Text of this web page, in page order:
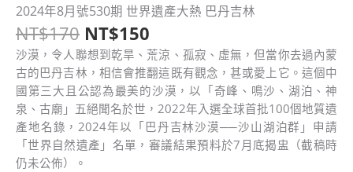
2024年8月號530期 世界遺產大熱 巴丹吉林
NT$170
原
始
價
格：
NT$170。
NT$150
目
價
格：
NT$150。
沙漠，令人聯想到乾旱、荒涼、孤寂、虛無，但當你去過內蒙
古的巴丹吉林，相信會推翻這既有觀念，甚或愛上它。這個中
國第三大且公認為最美的沙漠，以「奇峰、鳴沙、湖泊、神
泉、古廟」五絕聞名於世，2022年入選全球首批100個地質遺
產地名錄，2024年以「巴丹吉林沙漠──沙山湖泊群」申請
「世界自然遺產」名單，審議結果預料於7月底揭盅（截稿時
仍未公佈）。
2024
年
8
月
號
530
期
世
界